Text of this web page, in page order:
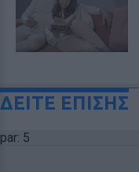
ΔΕΙΤΕ ΕΠΙΣΗΣ
par: 5